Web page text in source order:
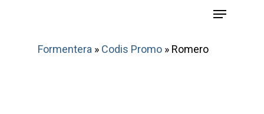
Menu
Formentera » Codis Promo » Romero